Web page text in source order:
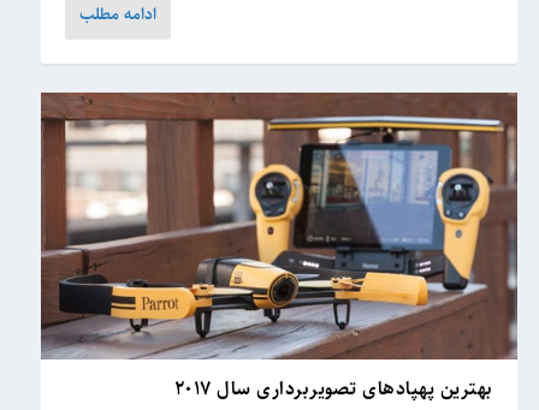
ادامه مطلب
بهترین پهپادهای تصویربرداری سال ۲۰۱۷